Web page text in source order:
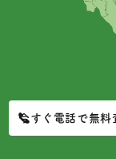
今すぐ電話で無料